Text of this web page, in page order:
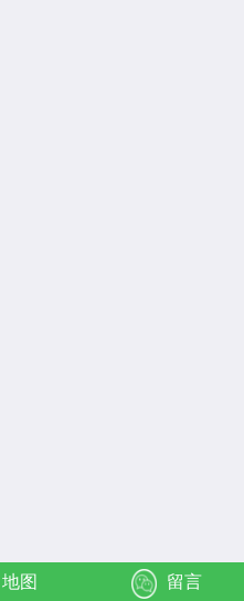
地图 留言